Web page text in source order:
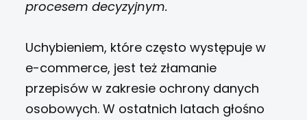
procesem decyzyjnym.
Uchybieniem, które często występuje w
e-commerce, jest też złamanie
przepisów w zakresie ochrony danych
osobowych. W ostatnich latach głośno